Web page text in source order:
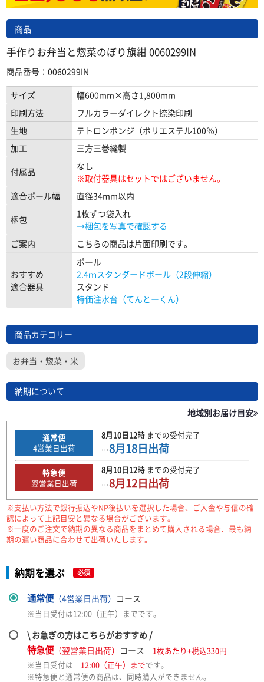
商品
手作りお弁当と惣菜のぼり旗紺 0060299IN
商品番号：0060299IN
サイズ
幅600mm×高さ1,800mm
印刷方法
フルカラーダイレクト捺染印刷
生地
テトロンポンジ（ポリエステル100％）
加工
三方三巻縫製
付属品
なし
※取付器具はセットではございません。
適合ポール幅
直径34mm以内
梱包
1枚ずつ袋入れ
→梱包を写真で確認する
ご案内
こちらの商品は片面印刷です。
おすすめ
適合器具
ポール
2.4ｍスタンダードポール（2段伸縮）
スタンド
特価注水台（てんとーくん）
商品カテゴリー
お弁当・惣菜・米
納期について
地域別お届け目安
通常便
4営業日出荷
8月10日12時までの受付完了
…8月18日出荷
特急便
翌営業日出荷
8月10日12時までの受付完了
…8月12日出荷
※支払い方法で銀行振込やNP後払いを選択した場合、ご入金や与信の確
認によって上記目安と異なる場合がございます。
※一度のご注文で納期の異なる商品をまとめて購入される場合、最も納
期の遅い商品に合わせて出荷いたします。
納期を選ぶ 必須
通常便（4営業日出荷） コース
※当日受付は12:00（正午）までです。
\ お急ぎの方はこちらがおすすめ /
特急便（翌営業日出荷） コース
1枚あたり+税込330円
※当日受付は 12:00（正午）までです。
※特急便と通常便の商品は、同時購入ができません。